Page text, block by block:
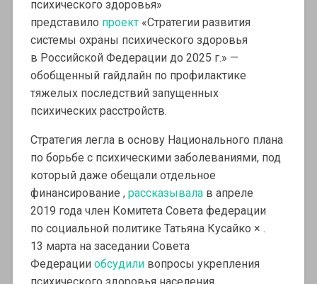
психического здоровья»
представило проект«Стратегии развития
системы охраны психического здоровья
в Российской Федерации до 2025 г.» —
обобщенный гайдлайн по профилактике
тяжелых последствий запущенных
психических расстройств.
Стратегия легла в основу Национального плана
по борьбе с психическими заболеваниями, под
который даже обещали отдельное
финансирование , рассказывалав апреле
2019 года член Комитета Совета федерации
по социальной политике Татьяна Кусайко × .
13 марта на заседании Совета
Федерации обсудиливопросы укрепления